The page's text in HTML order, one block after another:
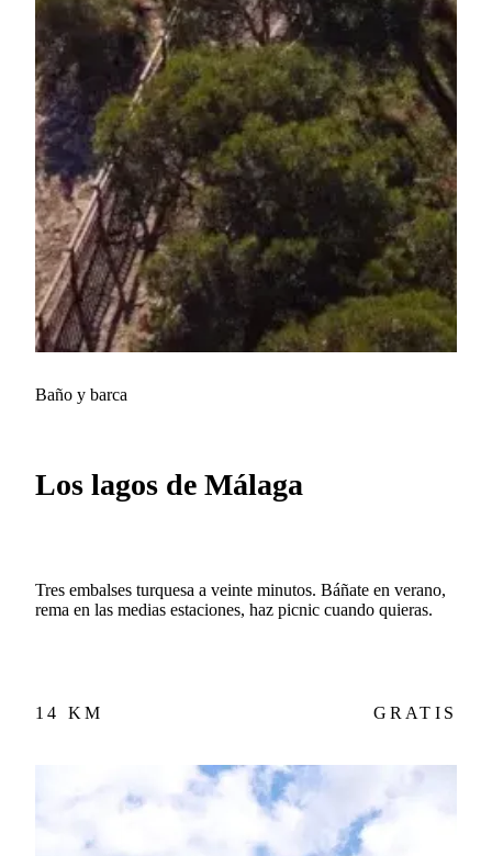
Baño y barca
Los lagos de Málaga
Tres embalses turquesa a veinte minutos. Báñate en verano,
rema en las medias estaciones, haz picnic cuando quieras.
14 KM GRATIS